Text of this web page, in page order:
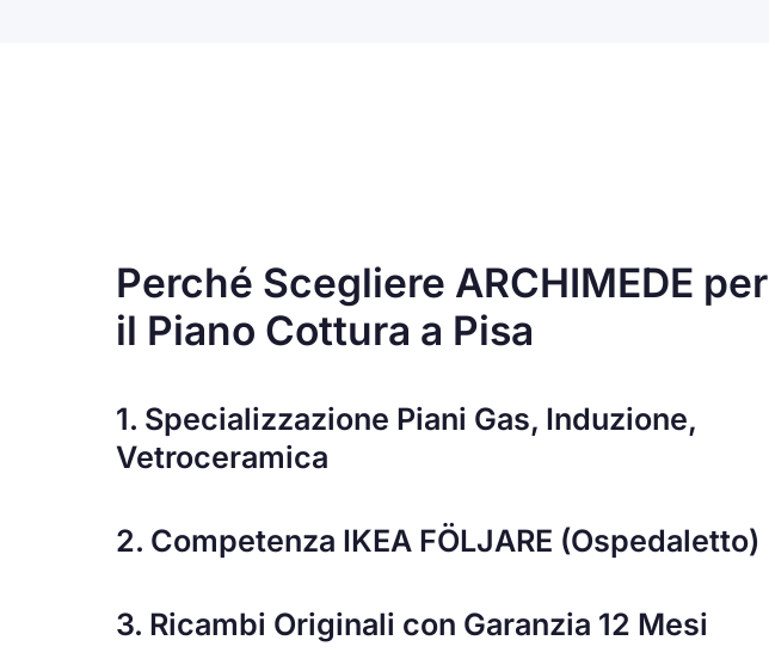
Perché Scegliere ARCHIMEDE per
il Piano Cottura a Pisa
1. Specializzazione Piani Gas, Induzione,
Vetroceramica
2. Competenza IKEA FÖLJARE (Ospedaletto)
3. Ricambi Originali con Garanzia 12 Mesi